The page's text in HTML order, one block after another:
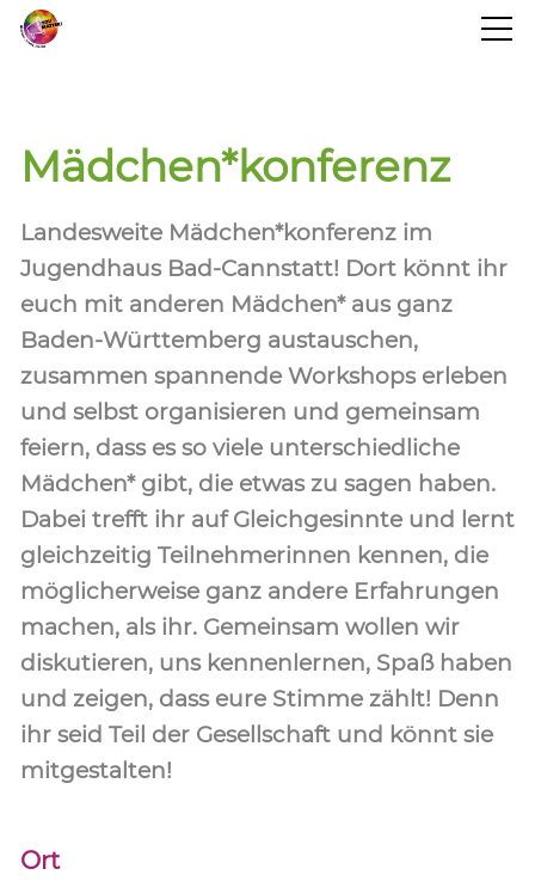
BLOG
PROJEKTINFO
TERMINE
KONTAKT
Mädchen*konferenz
Landesweite Mädchen*konferenz im
Jugendhaus Bad-Cannstatt! Dort könnt ihr
euch mit anderen Mädchen* aus ganz
Baden-Württemberg austauschen,
zusammen spannende Workshops erleben
und selbst organisieren und gemeinsam
feiern, dass es so viele unterschiedliche
Mädchen* gibt, die etwas zu sagen haben.
Dabei trefft ihr auf Gleichgesinnte und lernt
gleichzeitig Teilnehmerinnen kennen, die
möglicherweise ganz andere Erfahrungen
machen, als ihr. Gemeinsam wollen wir
diskutieren, uns kennenlernen, Spaß haben
und zeigen, dass eure Stimme zählt! Denn
ihr seid Teil der Gesellschaft und könnt sie
mitgestalten!
Ort